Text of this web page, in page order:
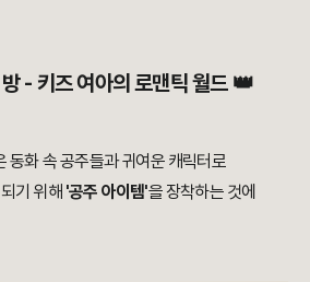
- 키즈 여아의 로맨틱 월드 👑
화 속 공주들과 귀여운 캐릭터로
기 위해 '공주 아이템'을 장착하는 것에